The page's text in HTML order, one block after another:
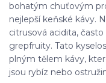
bohatým chuťovým
nejlepší keňské kávy.
citrusová acidita,
grepfruity. Tato
plným tělem kávy,
jsou rybíz nebo